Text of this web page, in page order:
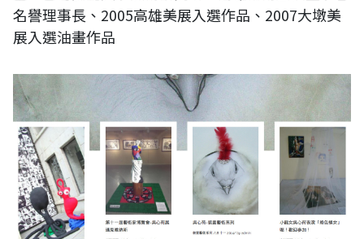
名譽理事長、2005高雄美展入選作品、2007大墩美
展入選油畫作品